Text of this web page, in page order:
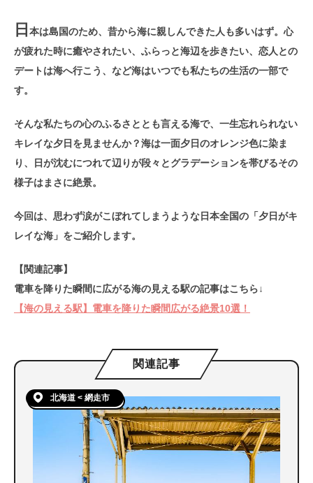
日 本は島国のため、昔から海に親しんできた人も多いはず。心
が疲れた時に癒やされたい、ふらっと海辺を歩きたい、恋人との
デートは海へ行こう、など海はいつでも私たちの生活の一部で
す。
そんな私たちの心のふるさととも言える海で、一生忘れられない
キレイな夕日を見ませんか？海は一面夕日のオレンジ色に染ま
り、日が沈むにつれて辺りが段々とグラデーションを帯びるその
様子はまさに絶景。
今回は、思わず涙がこぼれてしまうような日本全国の「夕日がキ
レイな海」をご紹介します。
【関連記事】
電車を降りた瞬間に広がる海の見える駅の記事はこちら↓
【海の見える駅】電車を降りた瞬間広がる絶景10選！
関連記事
北海道 < 網走市